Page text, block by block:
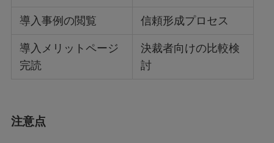
導入事例の閲覧 信頼形成プロセス
導入メリットページ
完読
決裁者向けの比較検
討
注意点